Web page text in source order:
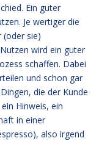
Ein guter
Je wertiger die
(oder sie)
wird ein guter
schaffen. Dabei
und schon gar
die der Kunde
Hinweis, ein
in einer
also irgend